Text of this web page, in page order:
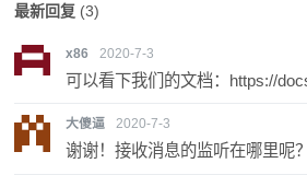
最新回复(3)
x86 2020-7-3
可以看下我们的文档：https://
大傻逼 2020-7-3
谢谢！接收消息的监听在哪里呢